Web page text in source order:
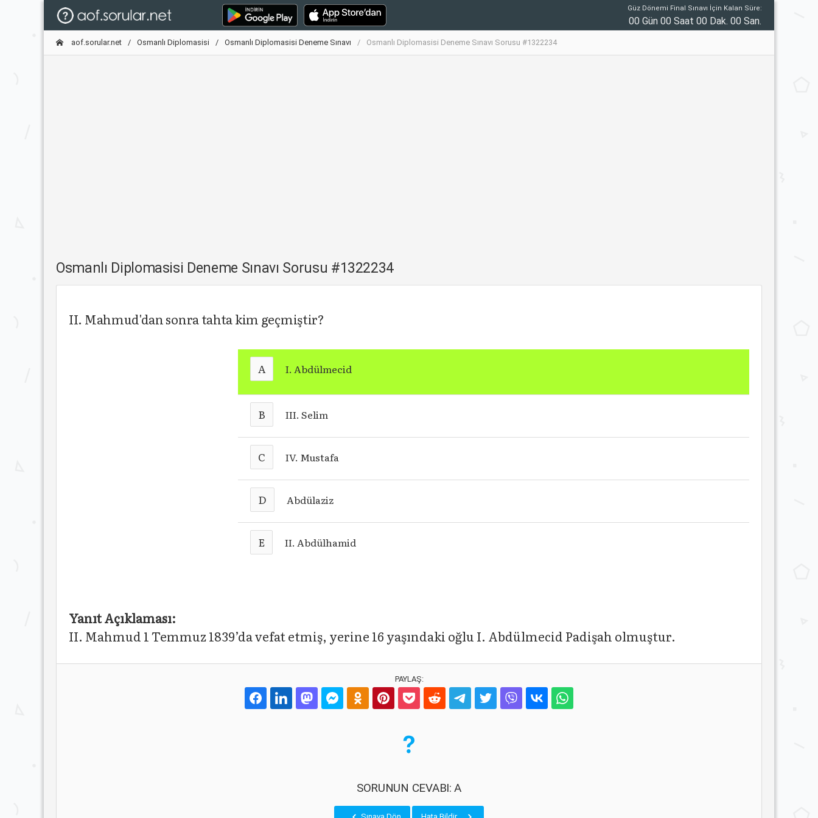
Güz Dönemi Final Sınavı İçin Kalan Süre:
00 Gün 00 Saat 00 Dak. 00 San.
aof.sorular.net Osmanlı Diplomasisi Osmanlı Diplomasisi Deneme Sınavı Osmanlı Diplomasisi Deneme Sınavı Sorusu #1322234
Osmanlı Diplomasisi Deneme Sınavı Sorusu #1322234
II. Mahmud'dan sonra tahta kim geçmiştir?
A I. Abdülmecid
B III. Selim
C IV. Mustafa
D Abdülaziz
E II. Abdülhamid
Yanıt Açıklaması:
II. Mahmud 1 Temmuz 1839’da vefat etmiş, yerine 16 yaşındaki oğlu I. Abdülmecid Padişah olmuştur.
PAYLAŞ:
SORUNUN CEVABI: A